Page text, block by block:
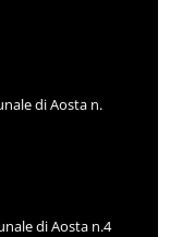
di Aosta n.
di Aosta n.4